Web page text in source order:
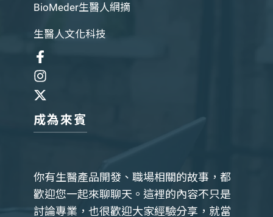
BioMeder生醫人網摘
生醫人文化科技
成為來賓
你有生醫產品開發、職場相關的故事，都
歡迎您一起來聊聊天。這裡的內容不只是
討論專業，也很歡迎大家經驗分享，就當